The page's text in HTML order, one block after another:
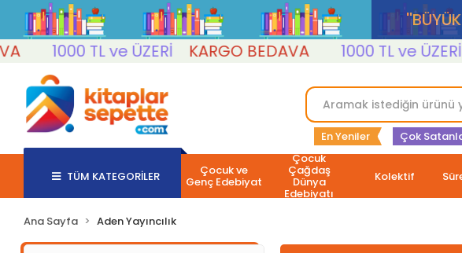
1000 TL ve ÜZERİ
KARGO BEDAVA 1000 TL ve ÜZERİ
En Yeniler Çok
TÜM KATEGORİLER Çocuk ve
Genç Edebiyat
Çocuk
Çağdaş
Dünya
Edebiyatı
Kolektif
Ana Sayfa Aden Yayıncılık